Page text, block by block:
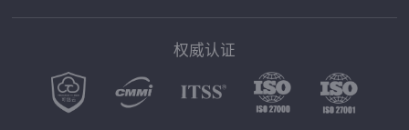
权威认证